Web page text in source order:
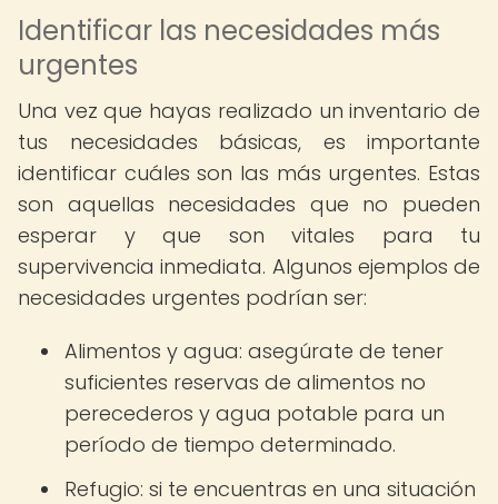
Identificar las necesidades más
urgentes
Una vez que hayas realizado un inventario de
tus necesidades básicas, es importante
identificar cuáles son las más urgentes. Estas
son aquellas necesidades que no pueden
esperar y que son vitales para tu
supervivencia inmediata. Algunos ejemplos de
necesidades urgentes podrían ser:
Alimentos y agua: asegúrate de tener
suficientes reservas de alimentos no
perecederos y agua potable para un
período de tiempo determinado.
Refugio: si te encuentras en una situación